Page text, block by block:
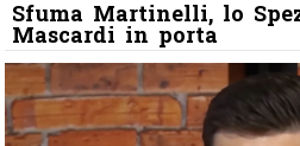
Sfuma Martinelli, lo
Mascardi in porta